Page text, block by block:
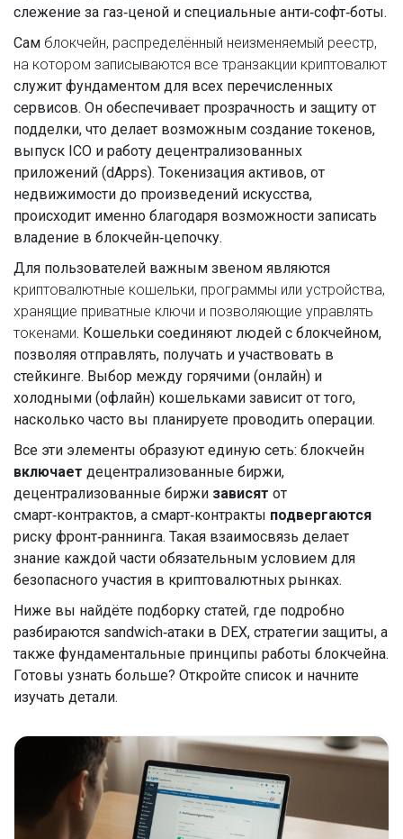
слежение за газ‑ценой и специальные анти‑софт‑боты.
Сам блокчейн, распределённый неизменяемый реестр,
на котором записываются все транзакции криптовалют
служит фундаментом для всех перечисленных
сервисов. Он обеспечивает прозрачность и защиту от
подделки, что делает возможным создание токенов,
выпуск ICO и работу децентрализованных
приложений (dApps). Токенизация активов, от
недвижимости до произведений искусства,
происходит именно благодаря возможности записать
владение в блокчейн‑цепочку.
Для пользователей важным звеном являются
криптовалютные кошельки, программы или устройства,
хранящие приватные ключи и позволяющие управлять
токенами. Кошельки соединяют людей с блокчейном,
позволяя отправлять, получать и участвовать в
стейкинге. Выбор между горячими (онлайн) и
холодными (офлайн) кошельками зависит от того,
насколько часто вы планируете проводить операции.
Все эти элементы образуют единую сеть: блокчейн
включает децентрализованные биржи,
децентрализованные биржи зависят от
смарт‑контрактов, а смарт‑контракты подвергаются
риску фронт‑раннинга. Такая взаимосвязь делает
знание каждой части обязательным условием для
безопасного участия в криптовалютных рынках.
Ниже вы найдёте подборку статей, где подробно
разбираются sandwich‑атаки в DEX, стратегии защиты, а
также фундаментальные принципы работы блокчейна.
Готовы узнать больше? Откройте список и начните
изучать детали.